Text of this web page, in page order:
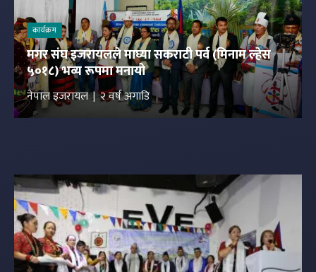
कार्यक्रम
मगर संघ इजरायलले माघ्या सकराटी पर्व (मिनाम ल्हेस
५०१८) भव्य रूपमा मनायो
नेपाल इजरायल २ वर्ष अगाडि